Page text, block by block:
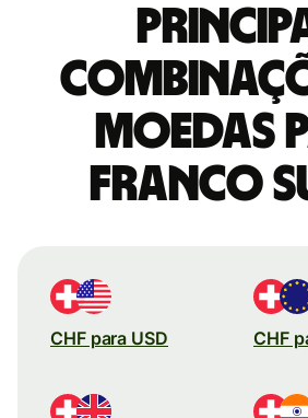
moedas
Franco
CHF para USD CHF